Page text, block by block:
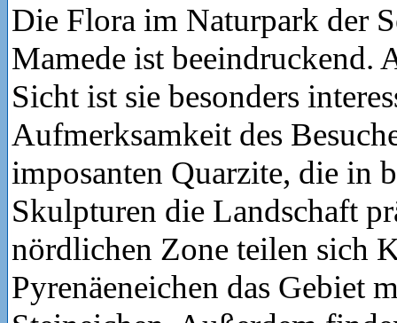
Die Flora im Naturpark der
Mamede ist beeindruckend.
Sicht ist sie besonders
Aufmerksamkeit des
imposanten Quarzite, die in
Skulpturen die Landschaft
nördlichen Zone teilen sich
Pyrenäeneichen das Gebiet